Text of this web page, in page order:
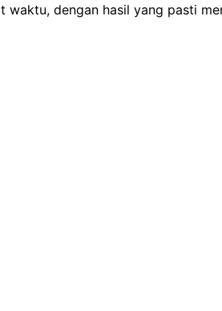
waktu, dеngаn hasil уаng раѕtі